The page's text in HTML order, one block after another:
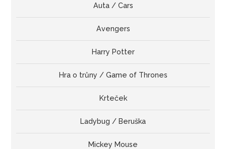
Auta / Cars
Avengers
Harry Potter
Hra o trůny / Game of Thrones
Krteček
Ladybug / Beruška
Mickey Mouse